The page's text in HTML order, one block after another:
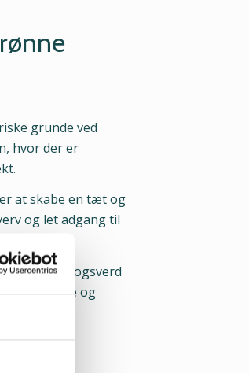
grunde ved
hvor der er
at skabe en tæt og
og let adgang til
væk fra Togsverd
af historie og